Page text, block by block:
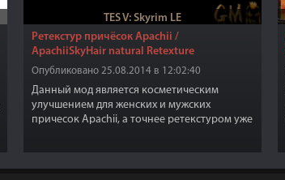
TES V: Skyrim LE
Ретекстур причёсок Apachii /
ApachiiSkyHair natural Retexture
Опубликовано 25.08.2014 в 12:02:40
Данный мод является косметическим
улучшением для женских и мужских
причесок Apachii, а точнее ретекстуром уже